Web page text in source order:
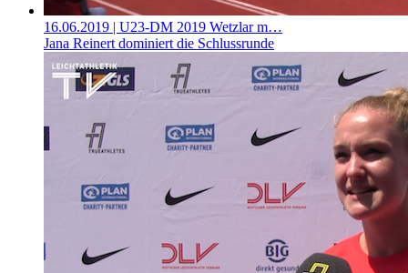
16.06.2019 | U23-DM 2019 Wetzlar m…
Jana Reinert dominiert die Schlussrunde